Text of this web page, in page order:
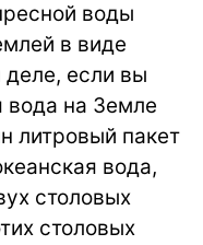
воды
в виде
если вы
вода на Земле
литровый пакет
вода,
столовых
столовых